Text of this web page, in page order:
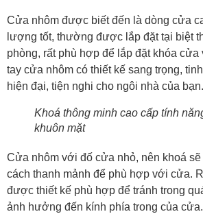
Cửa nhôm được biết đến là dòng cửa
lượng tốt, thường được lắp đặt tại biệt
phòng, rất phù hợp để lắp đặt khóa cửa
tay cửa nhôm có thiết kế sang trọng,
hiện đại, tiện nghi cho ngôi nhà của bạn.
Khoá thông minh cao cấp tính
khuôn mặt
Cửa nhôm với đố cửa nhỏ, nên khoá
cách thanh mảnh để phù hợp với cửa.
được thiết kế phù hợp để tránh trong
ảnh hưởng đến kính phía trong của cửa.